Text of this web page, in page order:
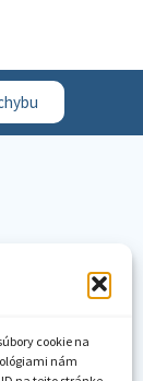
cookie na
nám